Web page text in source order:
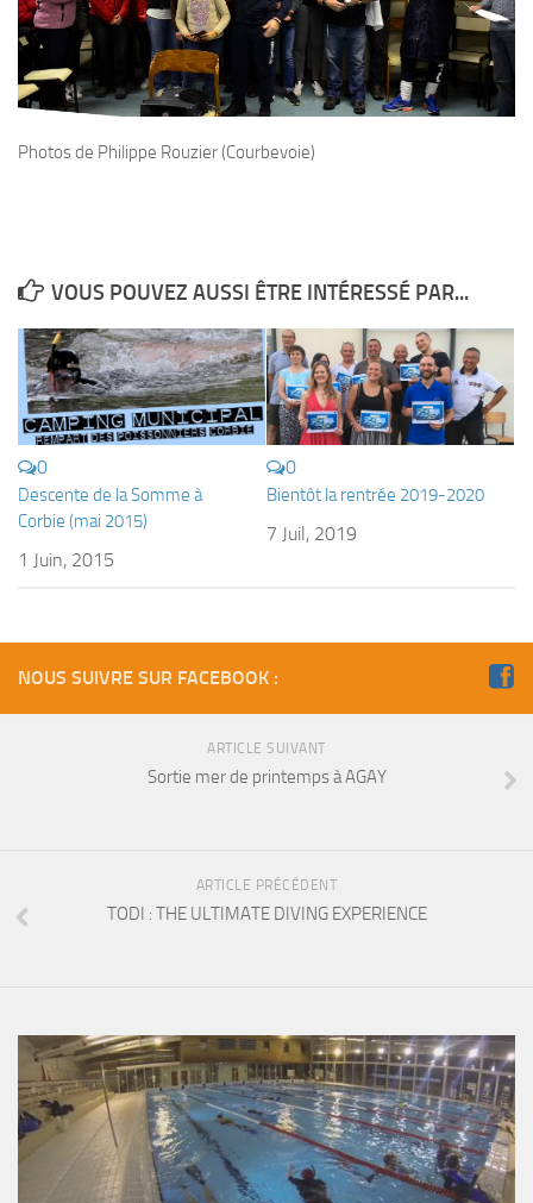
Sorties 2016
Sorties 2015
Sorties 2014
BIO SUB
Photo
Vidéo
Peinture
NAGE
NAP / NEV
Agenda
Résultats Compétitions
MATERIEL
Photos de Philippe Rouzier (Courbevoie)
VOUS POUVEZ AUSSI ÊTRE INTÉRESSÉ PAR...
0
Descente de la Somme à
Corbie (mai 2015)
1 Juin, 2015
0
Bientôt la rentrée 2019-2020
7 Juil, 2019
NOUS SUIVRE SUR FACEBOOK :
ARTICLE SUIVANT
Sortie mer de printemps à AGAY
ARTICLE PRÉCÉDENT
TODI : THE ULTIMATE DIVING EXPERIENCE